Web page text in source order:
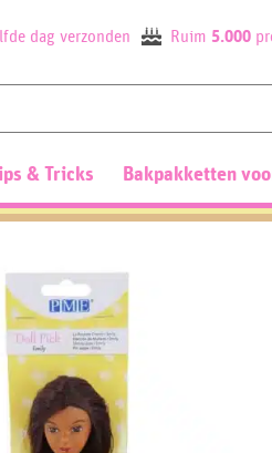
dag verzonden Ruim 5.000
& Tricks Bakpakketten